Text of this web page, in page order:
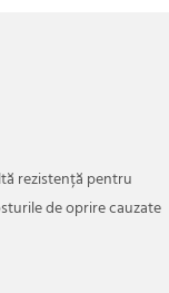
rezistență pentru
de oprire cauzate